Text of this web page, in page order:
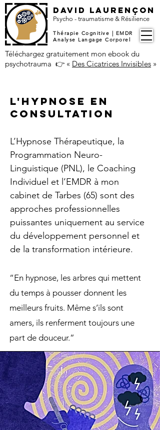
Thérapie Cognitive | EMDR
Analyse Langage Corporel
DAVID LAURENÇON
​Psycho - traumatisme & Résilience
Téléchargez gratuitement mon ebook du
psychotrauma 👉 « Des Cicatrices Invisibles »
L'hypnose EN
CONSULTATION
L’Hypnose Thérapeutique, la
Programmation Neuro-
Linguistique (PNL), le Coaching
Individuel et l’EMDR à mon
cabinet de Tarbes (65) sont des
approches professionnelles
puissantes uniquement au service
du développement personnel et
de la transformation intérieure.
“En hypnose, les arbres qui mettent
du temps à pousser donnent les
meilleurs fruits. Même s’ils sont
amers, ils renferment toujours une
part de douceur.”